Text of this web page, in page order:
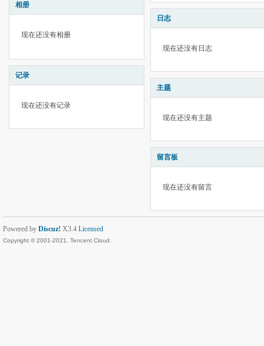
相册
现在还没有相册
记录
现在还没有记录
日志
现在还没有日志
主题
现在还没有主题
留言板
现在还没有留言
Powered by Discuz! X3.4 Licensed
Copyright © 2001-2021, Tencent Cloud.